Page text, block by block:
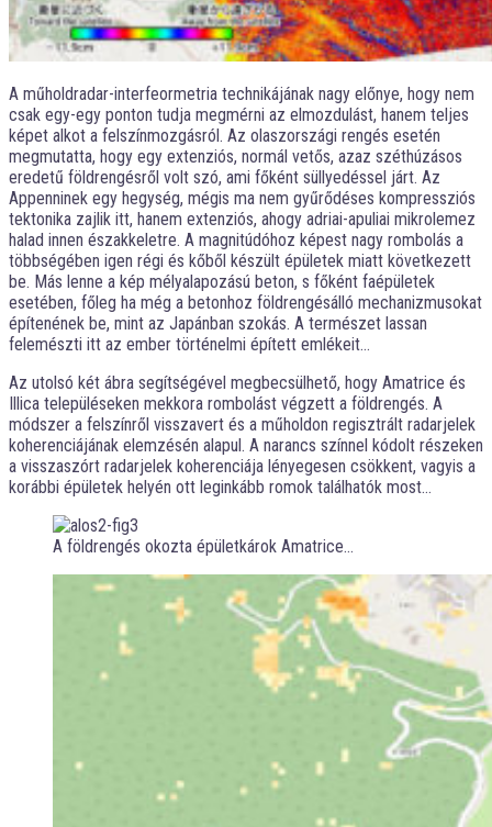
A műholdradar-interfeormetria technikájának nagy előnye, hogy nem
csak egy-egy ponton tudja megmérni az elmozdulást, hanem teljes
képet alkot a felszínmozgásról. Az olaszországi rengés esetén
megmutatta, hogy egy extenziós, normál vetős, azaz széthúzásos
eredetű földrengésről volt szó, ami főként süllyedéssel járt. Az
Appenninek egy hegység, mégis ma nem gyűrődéses kompressziós
tektonika zajlik itt, hanem extenziós, ahogy adriai-apuliai mikrolemez
halad innen északkeletre. A magnitúdóhoz képest nagy rombolás a
többségében igen régi és kőből készült épületek miatt következett
be. Más lenne a kép mélyalapozású beton, s főként faépületek
esetében, főleg ha még a betonhoz földrengésálló mechanizmusokat
építenének be, mint az Japánban szokás. A természet lassan
felemészti itt az ember történelmi épített emlékeit…
Az utolsó két ábra segítségével megbecsülhető, hogy Amatrice és
Illica településeken mekkora rombolást végzett a földrengés. A
módszer a felszínről visszavert és a műholdon regisztrált radarjelek
koherenciájának elemzésén alapul. A narancs színnel kódolt részeken
a visszaszórt radarjelek koherenciája lényegesen csökkent, vagyis a
korábbi épületek helyén ott leginkább romok találhatók most…
A földrengés okozta épületkárok Amatrice…